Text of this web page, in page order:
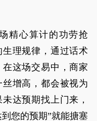
精心算计的功劳抢
理规律，通过话术
这场交易中，商家
增高，都会被视为
达预期找上门来，
您的预期”就能搪塞